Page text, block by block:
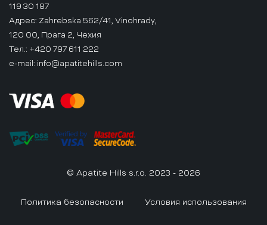
119 30 187
Адрес: Zahrebska 562/41, Vinohrady,
120 00, Прага 2, Чехия
Тел.: +420 797 611 222
e-mail: info@apatitehills.com
© Apatite Hills s.r.o. 2023 - 2026
Политика безопасности Условия использования